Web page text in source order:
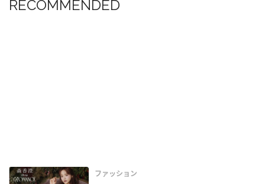
RECOMMENDED
ファッション